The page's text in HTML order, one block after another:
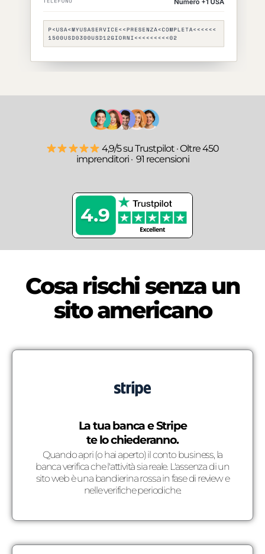
4,9/5 su Trustpilot · Oltre 450
imprenditori · 91 recensioni
Cosa rischi senza un
sito americano
La tua banca e Stripe
te lo chiederanno.
Quando apri (o hai aperto) il conto business, la
banca verifica che l'attività sia reale. L'assenza di un
sito web è una bandierina rossa in fase di review e
nelle verifiche periodiche.